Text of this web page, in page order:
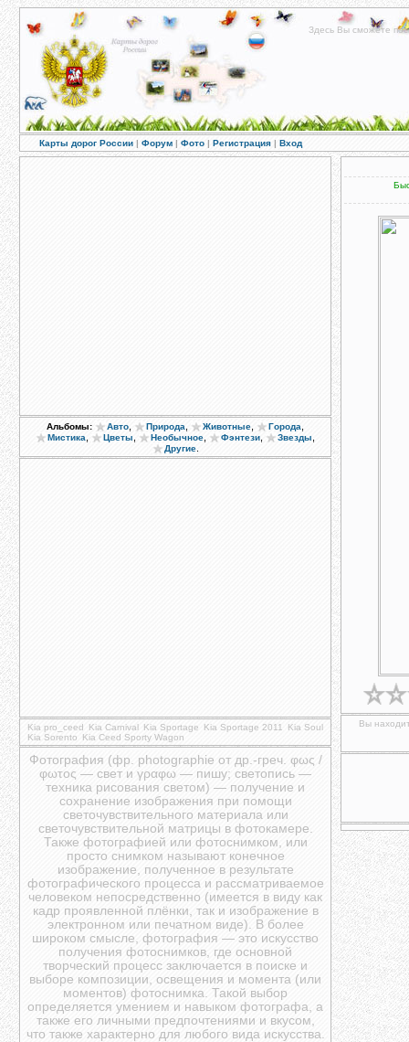
Здесь Вы сможете
Карты дорог России | Форум | Фото | Регистрация | Вход
Альбомы: Авто Природа Животные Города
Мистика Цветы Необычное Фэнтези Звезды
Другие.
Kia pro_ceed Kia Carnival Kia Sportage Kia Sportage 2011
Kia Soul
Kia Sorento
Kia Ceed Sporty Wagon
Фотография (фр. photographie от др.-греч. φως /
φωτος — свет и γραφω — пишу; светопись —
техника рисования светом) — получение и
сохранение изображения при помощи
светочувствительного материала или
светочувствительной матрицы в фотокамере.
Также фотографией или фотоснимком, или
просто снимком называют конечное
изображение, полученное в результате
фотографического процесса и рассматриваемое
человеком непосредственно (имеется в виду как
кадр проявленной плёнки, так и изображение в
электронном или печатном виде). В более
широком смысле, фотография — это искусство
получения фотоснимков, где основной
творческий процесс заключается в поиске и
выборе композиции, освещения и момента (или
моментов) фотоснимка. Такой выбор
определяется умением и навыком фотографа, а
также его личными предпочтениями и вкусом,
что также характерно для любого вида искусства.
Вы